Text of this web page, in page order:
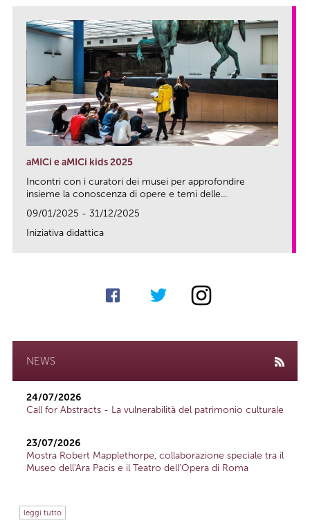
aMICi e aMICi kids 2025
Incontri con i curatori dei musei per approfondire
insieme la conoscenza di opere e temi delle...
09/01/2025 - 31/12/2025
Iniziativa didattica
NEWS
24/07/2026
Call for Abstracts - La vulnerabilità del patrimonio culturale
23/07/2026
Mostra Robert Mapplethorpe, collaborazione speciale tra il
Museo dell'Ara Pacis e il Teatro dell'Opera di Roma
leggi tutto